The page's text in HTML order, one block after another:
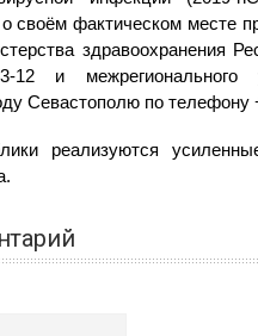
фактическом месте
здравоохранения
12 и межрегионального
Севастополю по телефону
реализуются